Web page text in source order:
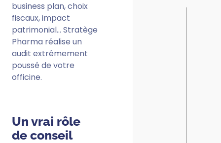
business plan,choix
fiscaux, impact
patrimonial… Stratège
Pharma réalise un
audit extrêmement
poussé de votre
officine.
Un vrai rôle
de conseil